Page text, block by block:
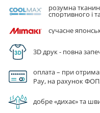
та
Сила
Sky
розумна
спортивного і
сучасне
3D друк - повна
оплата – при
Pay, на рахунок
добре «дихає» та